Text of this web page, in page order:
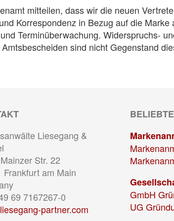
mitteilen, dass wir die neuen
Korrespondenz in Bezug auf die
Terminüberwachung. Widerspruchs-
sind nicht Gegenstand
Liesegang &
Str. 22
Frankfurt am Main
69 7167267-0
partner.com
GmbH
UG